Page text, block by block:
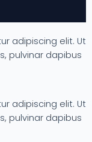
adipiscing elit. Ut
pulvinar dapibus
adipiscing elit. Ut
pulvinar dapibus